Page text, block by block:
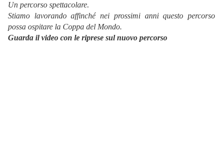
Un percorso spettacolare.
Stiamo lavorando affinché nei prossimi anni questo percorso
possa ospitare la Coppa del Mondo.
Guarda il video con le riprese sul nuovo percorso